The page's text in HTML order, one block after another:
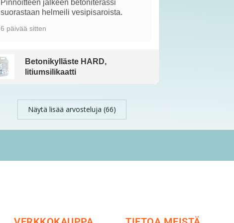
Pinnoitteen jälkeen betoniterassi
suorastaan helmeili vesipisaroista.
6 päivää sitten
Betonikylläste HARD,
litiumsilikaatti
Näytä lisää arvosteluja (66)